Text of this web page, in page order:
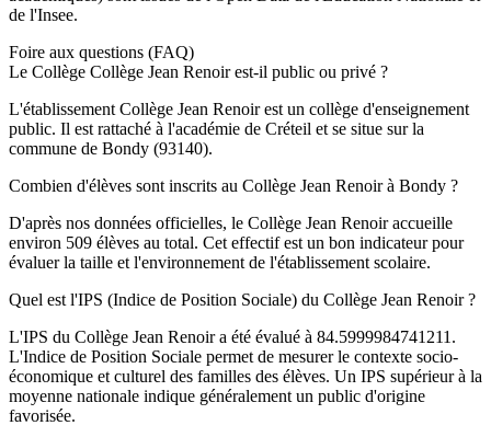
de l'Insee.
Foire aux questions (FAQ)
Le Collège Collège Jean Renoir est-il public ou privé ?
L'établissement Collège Jean Renoir est un collège d'enseignement
public. Il est rattaché à l'académie de Créteil et se situe sur la
commune de Bondy (93140).
Combien d'élèves sont inscrits au Collège Jean Renoir à Bondy ?
D'après nos données officielles, le Collège Jean Renoir accueille
environ 509 élèves au total. Cet effectif est un bon indicateur pour
évaluer la taille et l'environnement de l'établissement scolaire.
Quel est l'IPS (Indice de Position Sociale) du Collège Jean Renoir ?
L'IPS du Collège Jean Renoir a été évalué à 84.5999984741211.
L'Indice de Position Sociale permet de mesurer le contexte socio-
économique et culturel des familles des élèves. Un IPS supérieur à la
moyenne nationale indique généralement un public d'origine
favorisée.